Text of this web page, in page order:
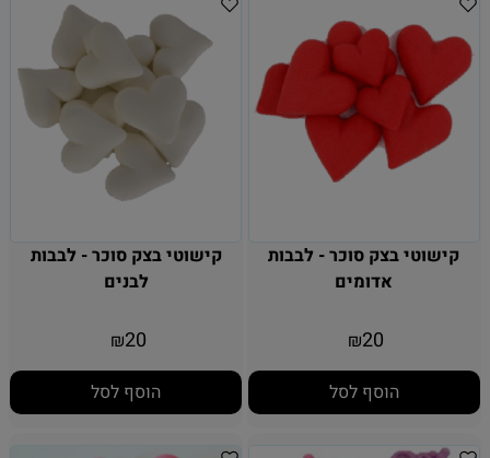
קישוטי בצק סוכר - לבבות
אדומים
₪20
הוסף לסל
קישוטי בצק סוכר - לבבות
לבנים
₪20
הוסף לסל